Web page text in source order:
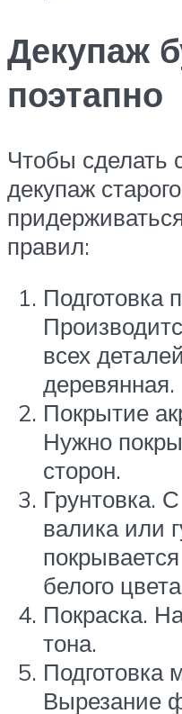
Декупаж
поэтапно
Чтобы сделать
декупаж
правил:
Подготовка
всех
деревянная.
Покрытие
Нужно
сторон.
Грунтовка.
валика или
белого
Покраска.
тона.
Подготовка
Вырезание